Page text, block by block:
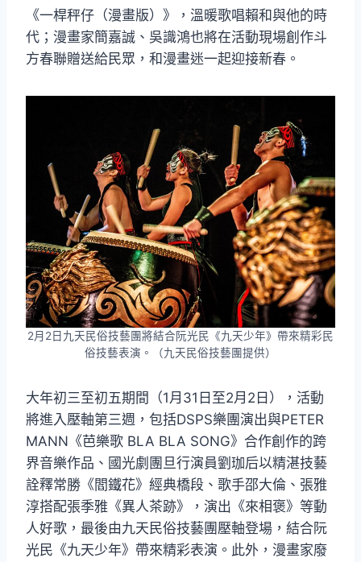
《一桿秤仔（漫畫版）》，溫暖歌唱賴和與他的時
代；漫畫家簡嘉誠、吳識鴻也將在活動現場創作斗
方春聯贈送給民眾，和漫畫迷一起迎接新春。
2月2日九天民俗技藝團將結合阮光民《九天少年》帶來精彩民
俗技藝表演。（九天民俗技藝團提供）
大年初三至初五期間（1月31日至2月2日），活動
將進入壓軸第三週，包括DSPS樂團演出與PETER
MANN《芭樂歌 BLA BLA SONG》合作創作的跨
界音樂作品、國光劇團旦行演員劉珈后以精湛技藝
詮釋常勝《閻鐵花》經典橋段、歌手邵大倫、張雅
淳搭配張季雅《異人茶跡》，演出《來相褒》等動
人好歌，最後由九天民俗技藝團壓軸登場，結合阮
光民《九天少年》帶來精彩表演。此外，漫畫家廢